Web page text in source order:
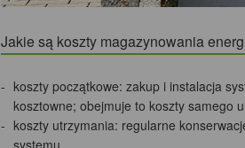
Jakie są koszty magazynowania
koszty początkowe: zakup i instalacja
kosztowne; obejmuje to koszty samego
koszty utrzymania: regularne